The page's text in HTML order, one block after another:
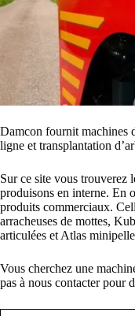
Damcon fournit machines
ligne et transplantation
Sur ce site vous trouverez
produisons en interne. En
produits commerciaux.
arracheuses de mottes,
articulées et Atlas
Vous cherchez une
pas à nous contacter pour